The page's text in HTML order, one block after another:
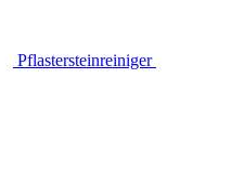
Pflastersteinreiniger